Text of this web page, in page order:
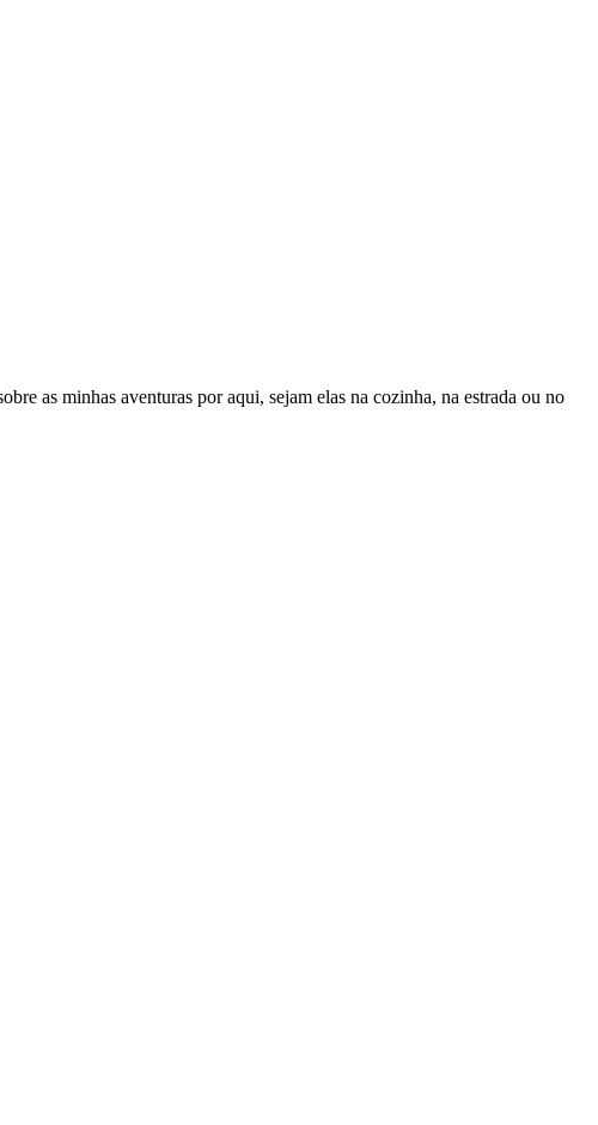
as minhas aventuras por aqui, sejam elas na cozinha, na estrada ou no